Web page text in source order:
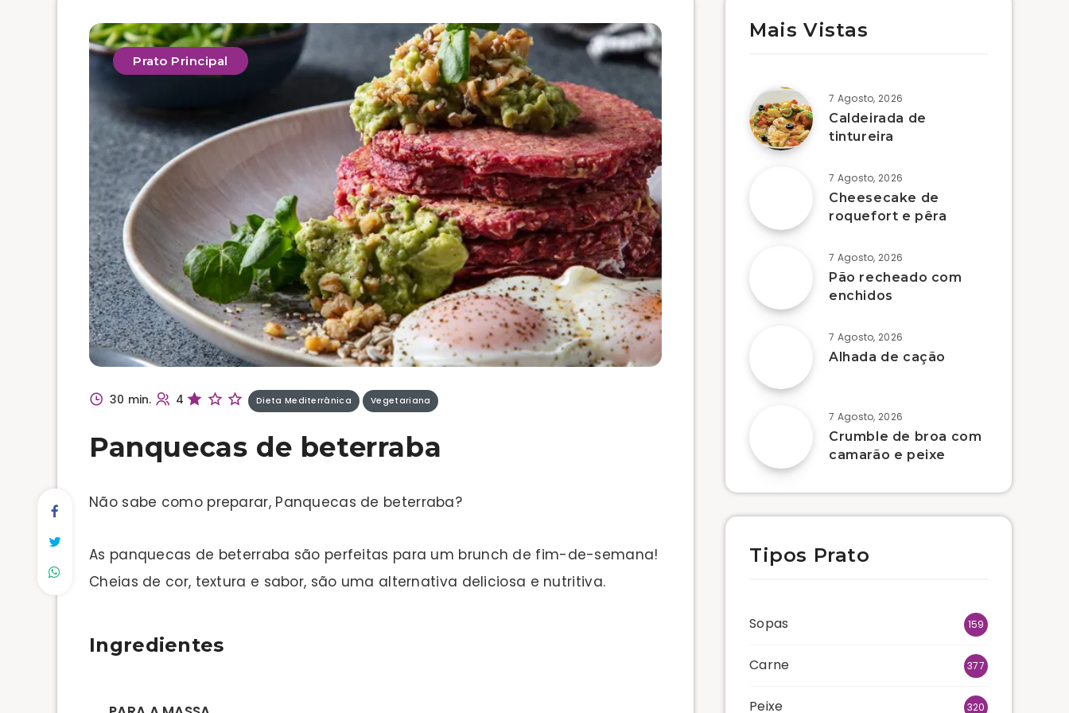
Prato Principal
30 min. 4 Dieta Mediterrânica Vegetariana
Panquecas de beterraba
Não sabe como preparar, Panquecas de beterraba?
As panquecas de beterraba são perfeitas para um brunch de fim-de-semana!
Cheias de cor, textura e sabor, são uma alternativa deliciosa e nutritiva.
Ingredientes
Mais Vistas
7 Agosto, 2026
Caldeirada de
tintureira
7 Agosto, 2026
Cheesecake de
roquefort e pêra
7 Agosto, 2026
Pão recheado com
enchidos
7 Agosto, 2026
Alhada de cação
7 Agosto, 2026
Crumble de broa com
camarão e peixe
Tipos Prato
Sopas 159
Carne 377
Peixe 320